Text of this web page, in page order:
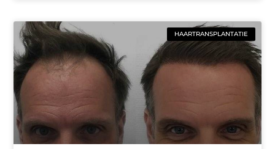
HAARTRANSPLANTATIE